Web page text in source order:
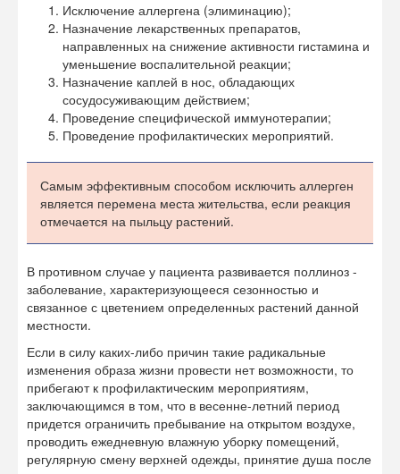
Исключение аллергена (элиминацию);
Назначение лекарственных препаратов,
направленных на снижение активности гистамина и
уменьшение воспалительной реакции;
Назначение каплей в нос, обладающих
сосудосуживающим действием;
Проведение специфической иммунотерапии;
Проведение профилактических мероприятий.
Самым эффективным способом исключить аллерген
является перемена места жительства, если реакция
отмечается на пыльцу растений.
В противном случае у пациента развивается поллиноз -
заболевание, характеризующееся сезонностью и
связанное с цветением определенных растений данной
местности.
Если в силу каких-либо причин такие радикальные
изменения образа жизни провести нет возможности, то
прибегают к профилактическим мероприятиям,
заключающимся в том, что в весенне-летний период
придется ограничить пребывание на открытом воздухе,
проводить ежедневную влажную уборку помещений,
регулярную смену верхней одежды, принятие душа после